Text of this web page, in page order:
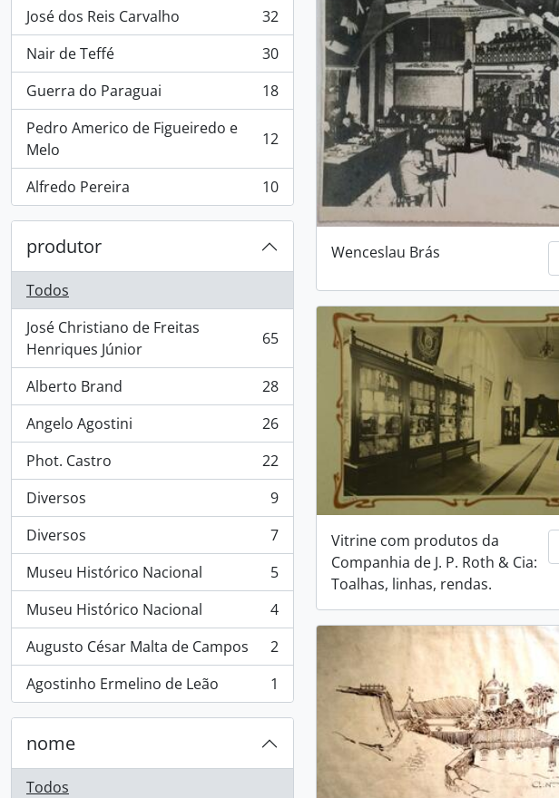
José dos Reis Carvalho
, 32 resultados
32
Nair de Teffé
, 30 resultados
30
Guerra do Paraguai
, 18 resultados
18
Pedro Americo de Figueiredo e
Melo
, 12 resultados 12
Alfredo Pereira
, 10 resultados 10
produtor
Todos
José Christiano de Freitas
Henriques Júnior
, 65 resultados 65
Alberto Brand
, 28 resultados
28
Angelo Agostini
, 26 resultados
26
Phot. Castro
, 22 resultados
22
Diversos
, 9 resultados
9
Diversos
, 7 resultados
7
Museu Histórico Nacional
, 5 resultados
5
Museu Histórico Nacional
, 4 resultados
4
Augusto César Malta de Campos
, 2 resultados
2
Agostinho Ermelino de Leão
, 1 resultados 1
nome
Todos
Wenceslau Brás
Vitrine com produtos da
Companhia de J. P. Roth & Cia:
Toalhas, linhas, rendas.